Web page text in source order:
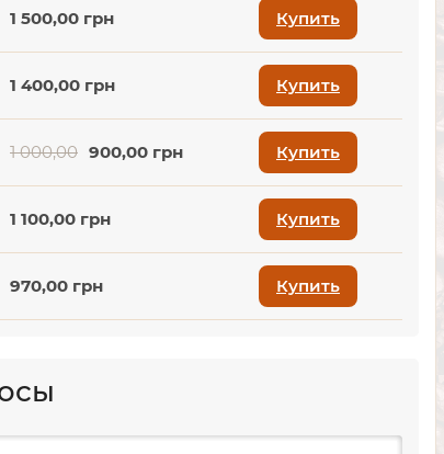
1 500,00 грн Купить
1 400,00 грн Купить
1 000,00 900,00 грн Купить
1 100,00 грн Купить
970,00 грн Купить